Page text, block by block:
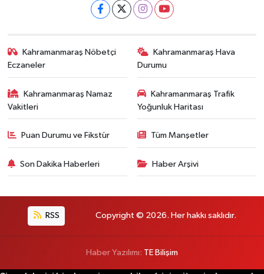
Kahramanmaraş Nöbetçi
Eczaneler
Kahramanmaraş Hava
Durumu
Kahramanmaraş Namaz
Vakitleri
Kahramanmaraş Trafik
Yoğunluk Haritası
Puan Durumu ve Fikstür Tüm Manşetler
Son Dakika Haberleri Haber Arşivi
RSS Copyright © 2026. Her hakkı saklıdır.
Haber Yazılımı: TE Bilişim